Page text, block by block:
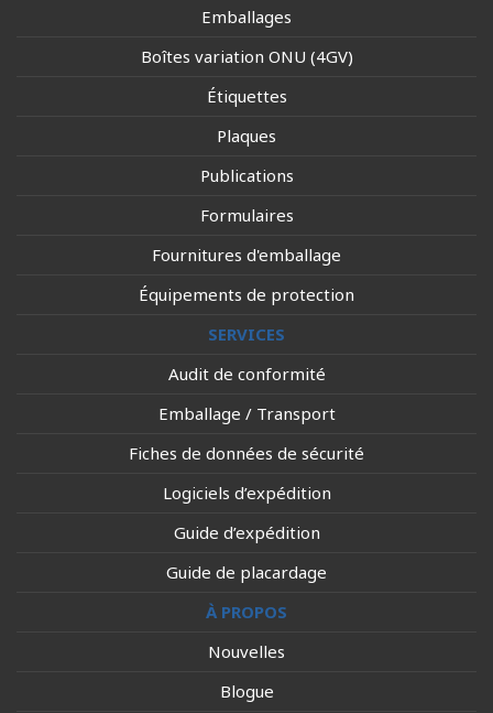
Emballages
Boîtes variation ONU (4GV)
Étiquettes
Plaques
Publications
Formulaires
Fournitures d'emballage
Équipements de protection
SERVICES
Audit de conformité
Emballage / Transport
Fiches de données de sécurité
Logiciels d’expédition
Guide d’expédition
Guide de placardage
À PROPOS
Nouvelles
Blogue